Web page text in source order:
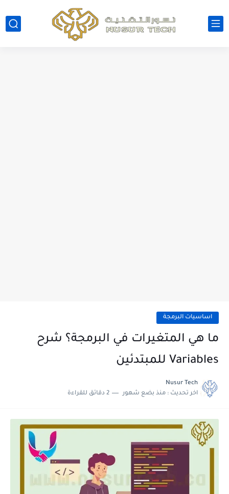
اساسيات البرمجة
ما هي المتغيرات في البرمجة؟ شرح
Variables للمبتدئين
Nusur Tech
اخر تحديث : منذ بضع شهور 2 دقائق للقراءة